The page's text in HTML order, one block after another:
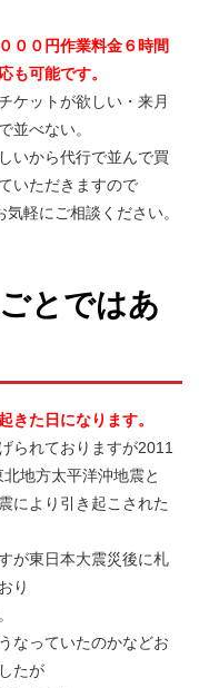
００円作業料金６時間
も可能です。
ケットが欲しい・来月
並べない。
いから代行で並んで買
いただきますので
気軽にご相談ください。
とではあ
きた日になります。
られておりますが2011
地方太平洋沖地震と
により引き起こされた
が東日本大震災後に札
り
なっていたのかなどお
たが